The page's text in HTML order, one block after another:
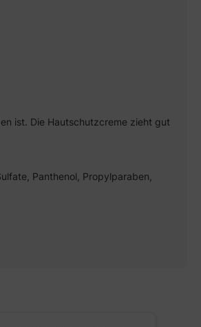
ist. Die Hautschutzcreme zieht gut
Panthenol, Propylparaben,